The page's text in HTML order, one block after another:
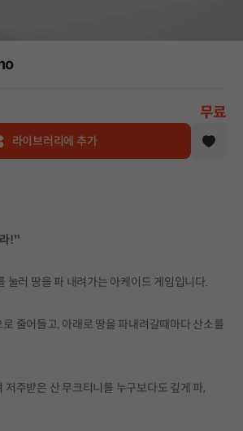
무료
라이브러리에 추가
!"
눌러 땅을 파 내려가는 아케이드 게임입니다.
줄어들고, 아래로 땅을 파내려갈때마다 산소를
저주받은 산 무크티니를 누구보다도 깊게 파,